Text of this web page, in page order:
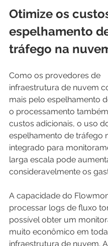
Otimize os
espelhamento
tráfego na
Como os provedores de
infraestrutura de nuvem
mais pelo espelhamento
o processamento
custos adicionais, o uso
espelhamento de tráfego
integrado para
larga escala pode
consideravelmente os
A capacidade do
processar logs de fluxo
possível obter um
muito econômico em
infraestrutura de nuvem. A